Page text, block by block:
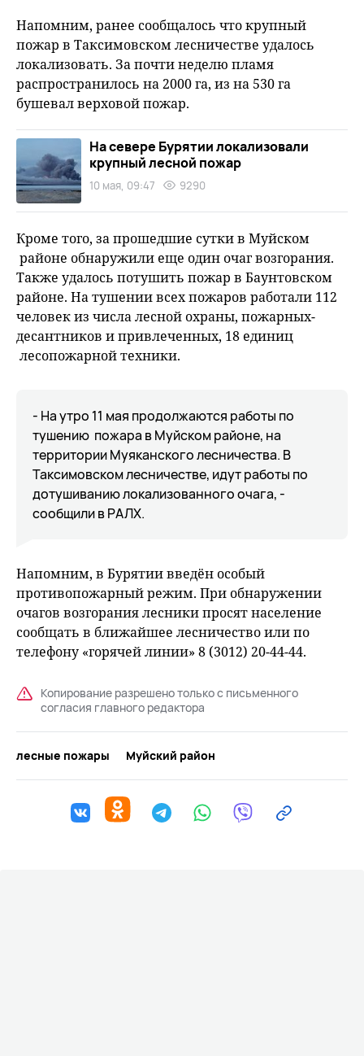
Напомним, ранее сообщалось что крупный
пожар в Таксимовском лесничестве удалось
локализовать. За почти неделю пламя
распространилось на 2000 га, из на 530 га
бушевал верховой пожар.
На севере Бурятии локализовали
крупный лесной пожар
10 мая, 09:47 9290
Кроме того, за прошедшие сутки в Муйском
районе обнаружили еще один очаг возгорания.
Также удалось потушить пожар в Баунтовском
районе. На тушении всех пожаров работали 112
человек из числа лесной охраны, пожарных-
десантников и привлеченных, 18 единиц
лесопожарной техники.
- На утро 11 мая продолжаются работы по
тушению пожара в Муйском районе, на
территории Муяканского лесничества. В
Таксимовском лесничестве, идут работы по
дотушиванию локализованного очага, -
сообщили в РАЛХ.
Напомним, в Бурятии введён особый
противопожарный режим. При обнаружении
очагов возгорания лесники просят население
сообщать в ближайшее лесничество или по
телефону «горячей линии» 8 (3012) 20-44-44.
Копирование разрешено только с письменного
согласия главного редактора
лесные пожары Муйский район